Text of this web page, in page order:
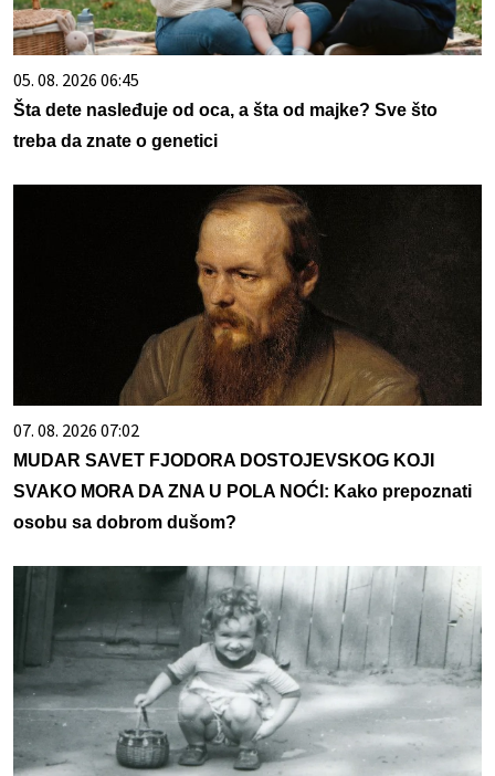
05. 08. 2026 06:45
Šta dete nasleđuje od oca, a šta od majke? Sve što
treba da znate o genetici
07. 08. 2026 07:02
MUDAR SAVET FJODORA DOSTOJEVSKOG KOJI
SVAKO MORA DA ZNA U POLA NOĆI: Kako prepoznati
osobu sa dobrom dušom?